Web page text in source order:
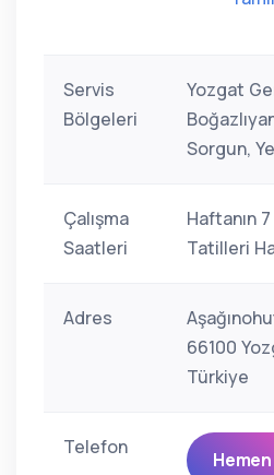
Servis
Bölgeleri
Yozgat
Sorgun,
Çalışma
Saatleri
Haftanın
Tatilleri
Adres
66100
Türkiye
Telefon